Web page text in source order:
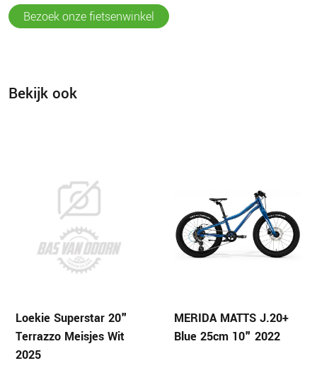
bezoek onze fietsenwinkel
Bekijk ook
Loekie Superstar 20"
Terrazzo Meisjes Wit
2025
MERIDA MATTS J.20+
Blue 25cm 10" 2022